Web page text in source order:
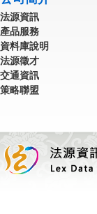
法源資訊
產品服務
資料庫說明
法源徵才
交通資訊
策略聯盟